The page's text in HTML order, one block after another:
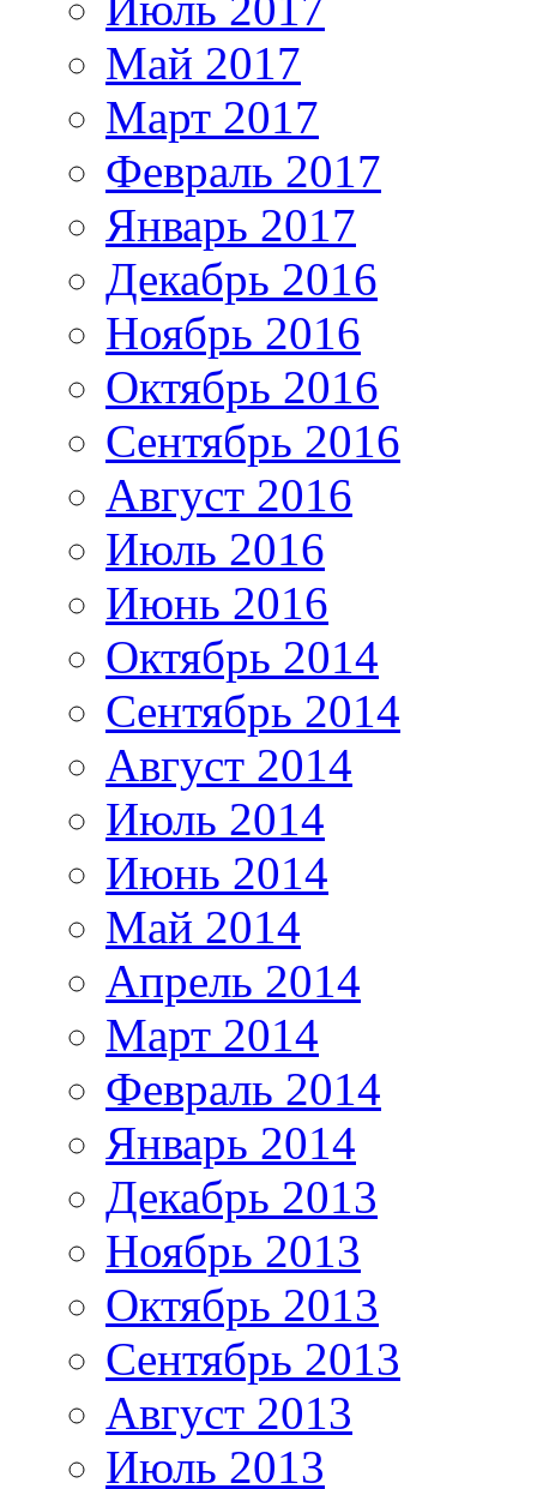
Май 2017
Март 2017
Февраль 2017
Январь 2017
Декабрь 2016
Ноябрь 2016
Октябрь 2016
Сентябрь 2016
Август 2016
Июль 2016
Июнь 2016
Октябрь 2014
Сентябрь 2014
Август 2014
Июль 2014
Июнь 2014
Май 2014
Апрель 2014
Март 2014
Февраль 2014
Январь 2014
Декабрь 2013
Ноябрь 2013
Октябрь 2013
Сентябрь 2013
Август 2013
Июль 2013